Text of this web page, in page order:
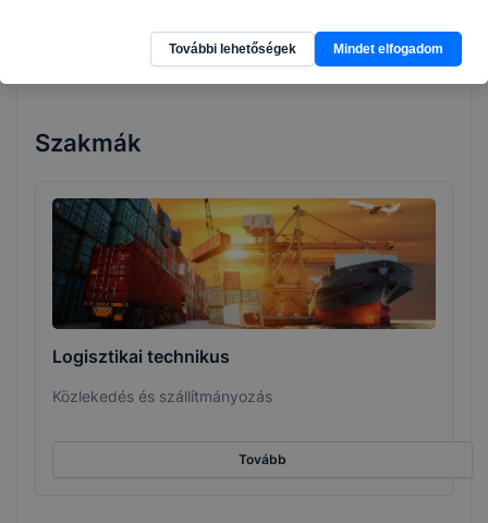
Szakmák
Logisztikai technikus
Közlekedés és szállítmányozás
Tovább
További lehetőségek Mindet elfogadom